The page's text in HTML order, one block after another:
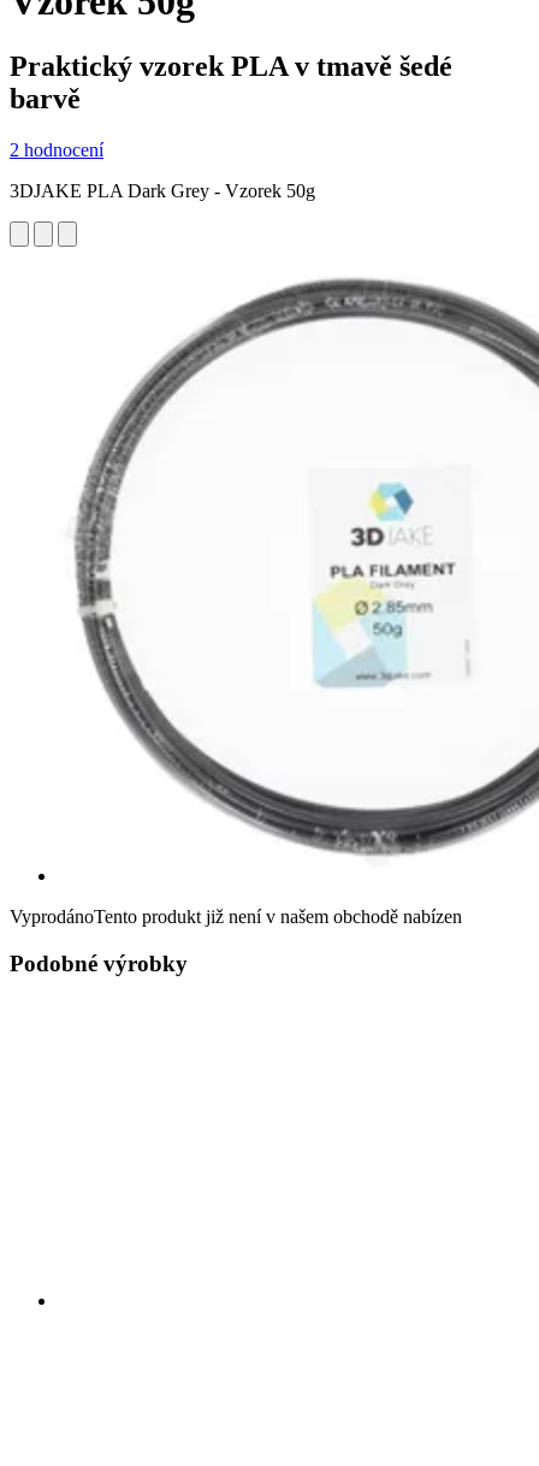
Praktický vzorek PLA v tmavě šedé
barvě
2 hodnocení
3DJAKE PLA Dark Grey - Vzorek 50g
VyprodánoTento produkt již není v našem obchodě nabízen
Podobné výrobky